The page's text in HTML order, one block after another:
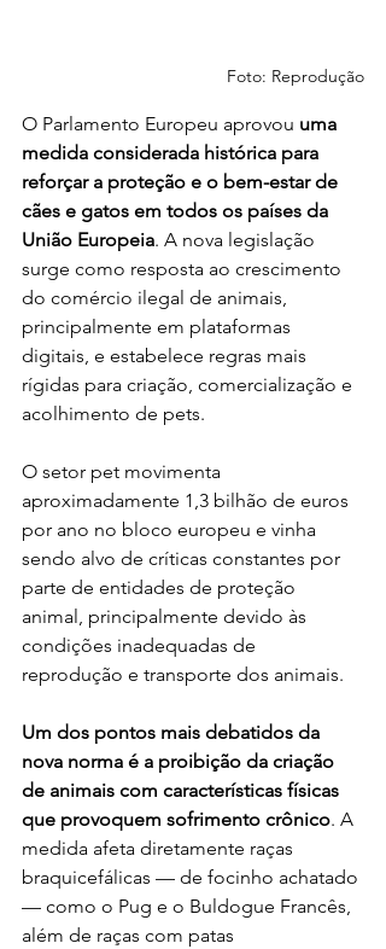
Foto: Reprodução
O Parlamento Europeu aprovou uma
medida considerada histórica para
reforçar a proteção e o bem-estar de
cães e gatos em todos os países da
União Europeia. A nova legislação
surge como resposta ao crescimento
do comércio ilegal de animais,
principalmente em plataformas
digitais, e estabelece regras mais
rígidas para criação, comercialização e
acolhimento de pets.
O setor pet movimenta
aproximadamente 1,3 bilhão de euros
por ano no bloco europeu e vinha
sendo alvo de críticas constantes por
parte de entidades de proteção
animal, principalmente devido às
condições inadequadas de
reprodução e transporte dos animais.
Um dos pontos mais debatidos da
nova norma é a proibição da criação
de animais com características físicas
que provoquem sofrimento crônico. A
medida afeta diretamente raças
braquicefálicas — de focinho achatado
— como o Pug e o Buldogue Francês,
além de raças com patas